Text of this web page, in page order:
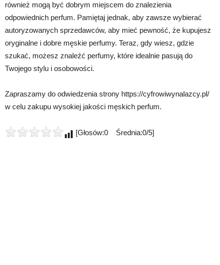
również mogą być dobrym miejscem do znalezienia
odpowiednich perfum. Pamiętaj jednak, aby zawsze wybierać
autoryzowanych sprzedawców, aby mieć pewność, że kupujesz
oryginalne i dobre męskie perfumy. Teraz, gdy wiesz, gdzie
szukać, możesz znaleźć perfumy, które idealnie pasują do
Twojego stylu i osobowości.
Zapraszamy do odwiedzenia strony https://cyfrowiwynalazcy.pl/
w celu zakupu wysokiej jakości męskich perfum.
[Głosów:0 Średnia:0/5]